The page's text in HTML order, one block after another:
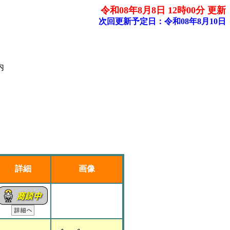
令和08年8月8日 12時00分 更新
次回更新予定日：令和08年8月10日
詳細 画像